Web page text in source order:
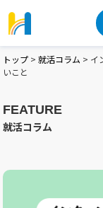
トップ > 就活コラム > イ
いこと
FEATURE
就活コラム